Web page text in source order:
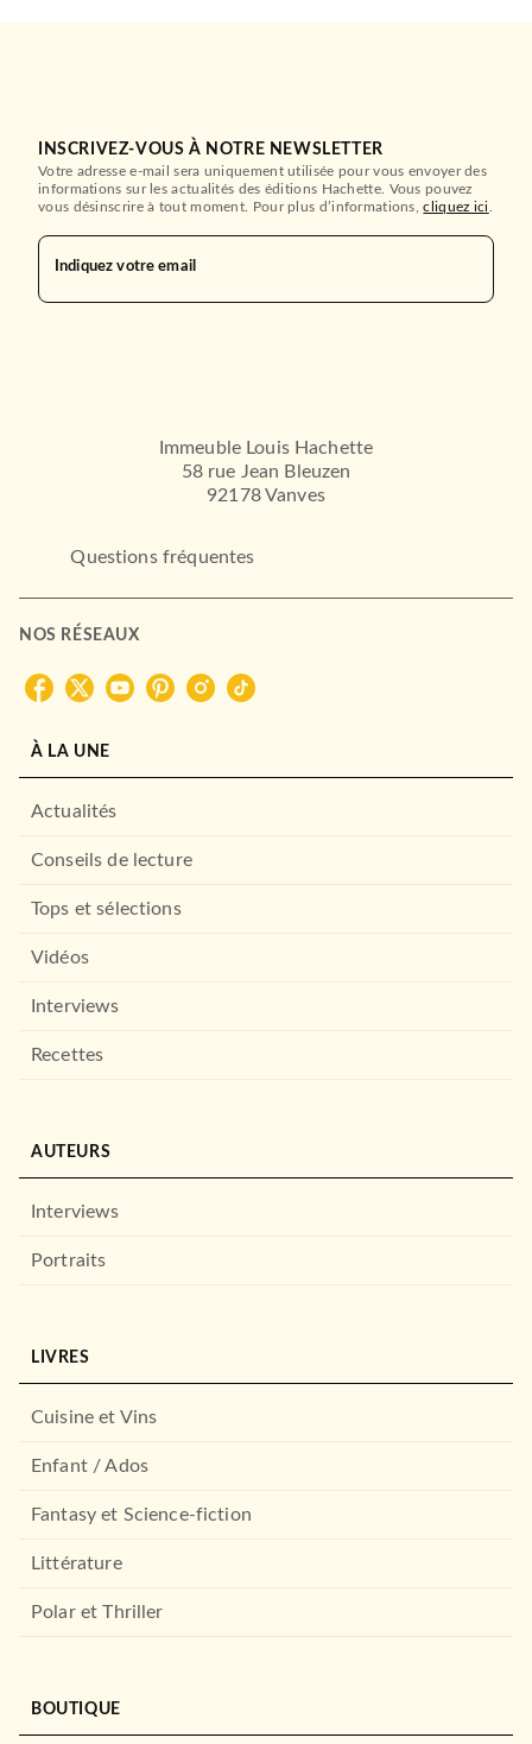
INSCRIVEZ-VOUS À NOTRE NEWSLETTER
Votre adresse e-mail sera uniquement utilisée pour vous envoyer des
informations sur les actualités des éditions Hachette. Vous pouvez
vous désinscrire à tout moment. Pour plus d’informations,cliquez ici
Indiquez votre email
Immeuble Louis Hachette
58 rue Jean Bleuzen
92178 Vanves
Questions fréquentes
NOS RÉSEAUX
À LA UNE
Actualités
Conseils de lecture
Tops et sélections
Vidéos
Interviews
Recettes
AUTEURS
Interviews
Portraits
LIVRES
Cuisine et Vins
Enfant / Ados
Fantasy et Science-fiction
Littérature
Polar et Thriller
BOUTIQUE